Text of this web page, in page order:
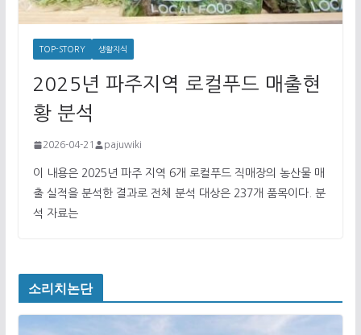
TOP-STORY 생활지식
2025년 파주지역 로컬푸드 매출현
황 분석
2026-04-21 pajuwiki
이 내용은 2025년 파주 지역 6개 로컬푸드 직매장의 농산물 매
출 실적을 분석한 결과로 전체 분석 대상은 237개 품목이다. 분
석 자료는
소리치논단